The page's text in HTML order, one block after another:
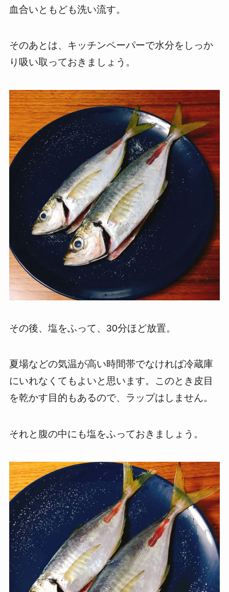
血合いともども洗い流す。
そのあとは、キッチンペーパーで水分をしっか
り吸い取っておきましょう。
その後、塩をふって、30分ほど放置。
夏場などの気温が高い時間帯でなければ冷蔵庫
にいれなくてもよいと思います。このとき皮目
を乾かす目的もあるので、ラップはしません。
それと腹の中にも塩をふっておきましょう。